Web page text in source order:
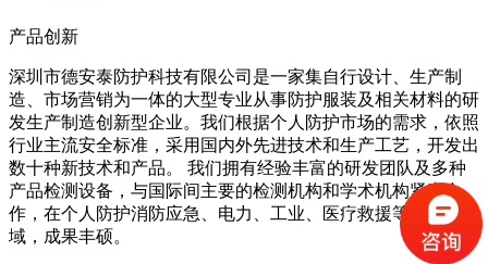
产品创新
深圳市德安泰防护科技有限公司是一家集自行设计、生产制
造、市场营销为一体的大型专业从事防护服装及相关材料的研
发生产制造创新型企业。我们根据个人防护市场的需求，依照
行业主流安全标准，采用国内外先进技术和生产工艺，开发出
数十种新技术和产品。 我们拥有经验丰富的研发团队及多种
产品检测设备，与国际间主要的检测机构和学术机构紧密合
作，在个人防护消防应急、电力、工业、医疗救援等应用领
域，成果丰硕。